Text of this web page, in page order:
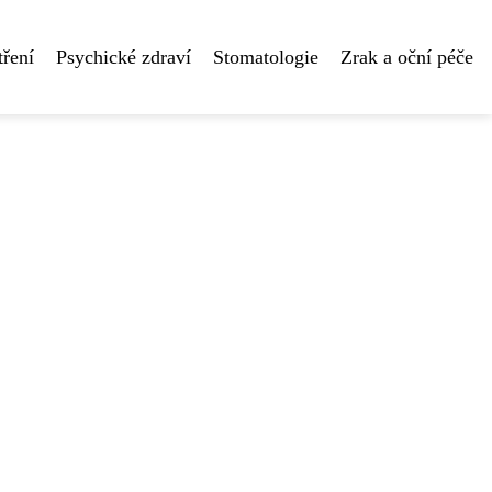
Psychické zdraví Stomatologie Zrak a oční péče